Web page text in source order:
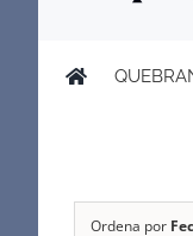
Ordena por